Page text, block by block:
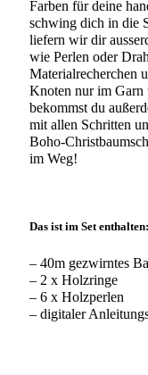
Farben für deine
schwing dich in die
liefern wir dir
wie Perlen oder
Materialrecherchen
Knoten nur im Garn
bekommst du
mit allen Schritten
Boho-
im Weg!
Das ist im Set enthalten:
– 40m gezwirntes
– 2 x Holzringe
– 6 x Holzperlen
– digitaler